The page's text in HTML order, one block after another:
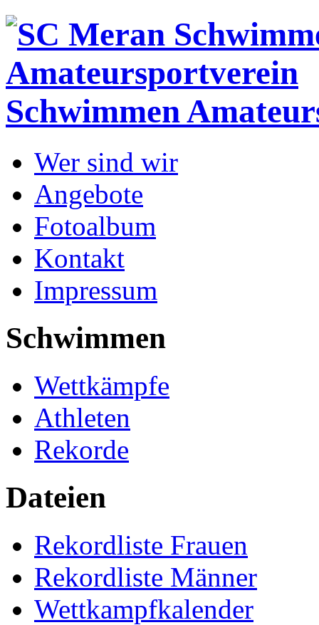
Schwimmen
Wer sind wir
Angebote
Fotoalbum
Kontakt
Impressum
Schwimmen
Wettkämpfe
Athleten
Rekorde
Dateien
Rekordliste Frauen
Rekordliste Männer
Wettkampfkalender